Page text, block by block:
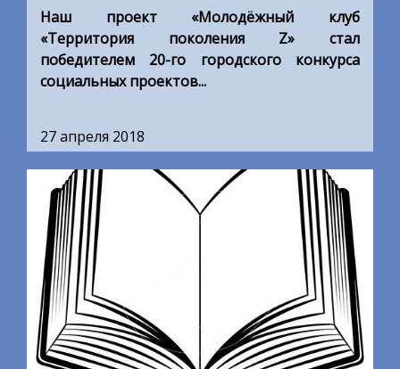
Наш проект «Молодёжный клуб
«Территория поколения Z» стал
победителем 20-го городского конкурса
социальных проектов...
27 апреля 2018